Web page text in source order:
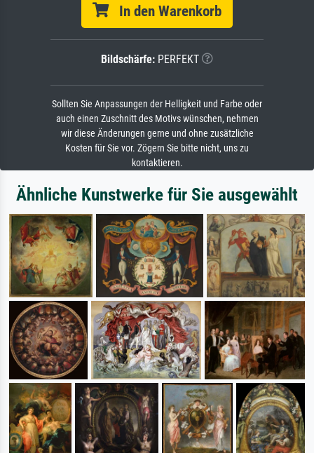
In den Warenkorb
Bildschärfe: PERFEKT
Sollten Sie Anpassungen der Helligkeit und Farbe oder
auch einen Zuschnitt des Motivs wünschen, nehmen
wir diese Änderungen gerne und ohne zusätzliche
Kosten für Sie vor. Zögern Sie bitte nicht, uns zu
kontaktieren.
Ähnliche Kunstwerke für Sie ausgewählt